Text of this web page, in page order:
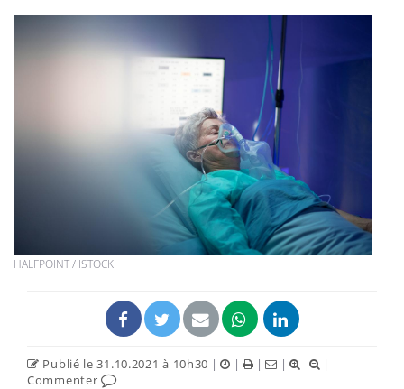
HALFPOINT / ISTOCK.
Publié le 31.10.2021 à 10h30 | | | |
|
Commenter